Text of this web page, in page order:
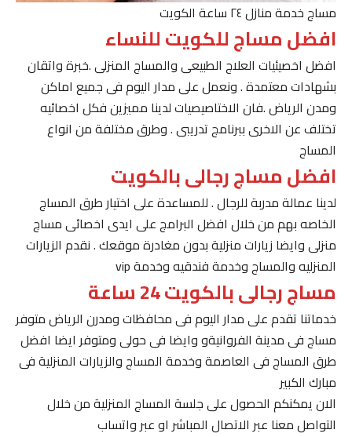
مساج خدمة منازل ٢٤ ساعة الكويت
افضل مساج للكويت للنساء
افضل اخصيئيات العلاج الطبيعى والمساج المنزلى .خبرة واتقان
بشهادات معتمدة . ونعمل على مدار اليوم فى جميع اماكن
ومدن الرياض .فان الاختاصيصيات لدينا مميزين فكل اخصائيه
تختلف عن الاخرى ببرنامج تدريبى . وطرق مختلفة من انواع
المساج
افضل مساج رجالى بالكويت
لدينا عمالة مدربة للرجال . للمساعدة على اختيار طرق المساج
الخاصه بهم من خلال افضل البرامج على ايدى اخصائى مساج
منزلى وايضا زيارات منزلية بدون مغادرة موقعك . نقدم الزيارات
المنزليه والمساج وخدمة فندقيه وخدمة vip
مساج رجالى بالكويت 24 ساعة
خدماتنا تقدم على مدار اليوم فى محافظات ومدرن الرياض متوفر
مساج فى مدينة الفروانيةو وايضا فى حولى ومتوفر ايضا افضل
طرق المساج فى العاصمة وخدمة المساج والزيارات المنزلية فى
مبارك الكبير
الان يمكنكم الحصول على جلسة المساج المنزلية من خلال
التواصل معنا عبر الاتصال المباشر او عبر واتساب